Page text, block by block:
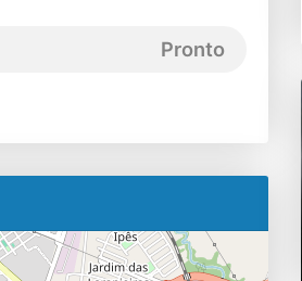
Pronto